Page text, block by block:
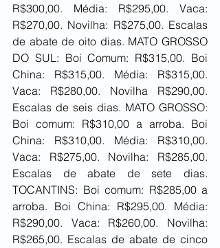
R$300,00. Média: R$295,00. Vaca:
R$270,00. Novilha: R$275,00. Escalas
de abate de oito dias. MATO GROSSO
DO SUL: Boi Comum: R$315,00. Boi
China: R$315,00. Média: R$315,00.
Vaca: R$280,00. Novilha R$290,00.
Escalas de seis dias. MATO GROSSO:
Boi comum: R$310,00 a arroba. Boi
China: R$310,00. Média: R$310,00.
Vaca: R$275,00. Novilha: R$285,00.
Escalas de abate de sete dias.
TOCANTINS: Boi comum: R$285,00 a
arroba. Boi China: R$295,00. Média:
R$290,00. Vaca: R$260,00. Novilha:
R$265,00. Escalas de abate de cinco